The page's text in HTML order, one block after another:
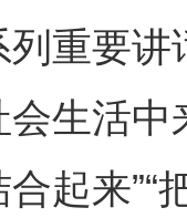
重要讲
生活中
起来”“